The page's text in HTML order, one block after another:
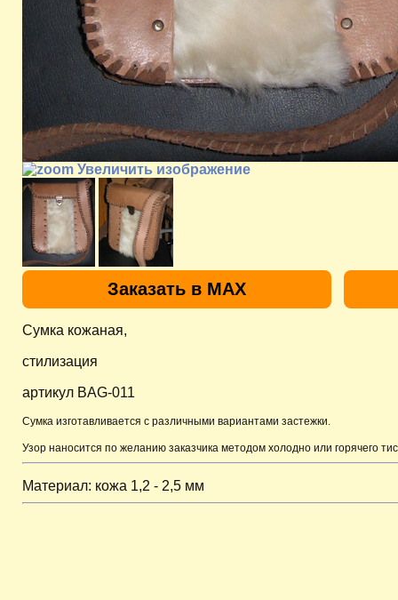
Увеличить изображение
Заказать в MAX
Сумка кожаная,
стилизация
артикул BAG-011
Сумка изготавливается с различными вариантами застежки.
Узор наносится по желанию заказчика методом холодно или горячего
Материал: кожа 1,2 - 2,5 мм